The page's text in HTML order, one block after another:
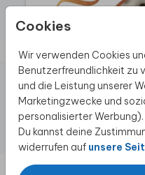
Cookies
Wir verwenden Cookies
Benutzerfreundlichkeit zu
und die Leistung unserer
Marketingzwecke und
personalisierter Werbung).
Du kannst deine
widerrufen auf unsere
EINLADUNG